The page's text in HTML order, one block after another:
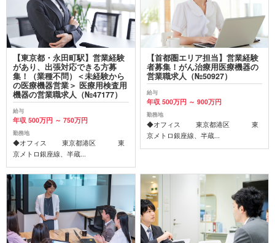
【東京都・永田町駅】営業経験
があり、出張対応できる方募
集！（業種不問）＜未経験から
の医療機器営業＞ 医療用検査用
機器の営業職求人（№47177）
給与
年収 500万円 ～ 750万円
勤務地
◆オフィス 東京都港区 東
京メトロ銀座線、半蔵...
【首都圏エリア担当】営業経験
者募集！がん治療用医療機器の
営業職求人（№50927）
給与
年収 500万円 ～ 900万円
勤務地
◆オフィス 東京都港区 東
京メトロ銀座線、半蔵...